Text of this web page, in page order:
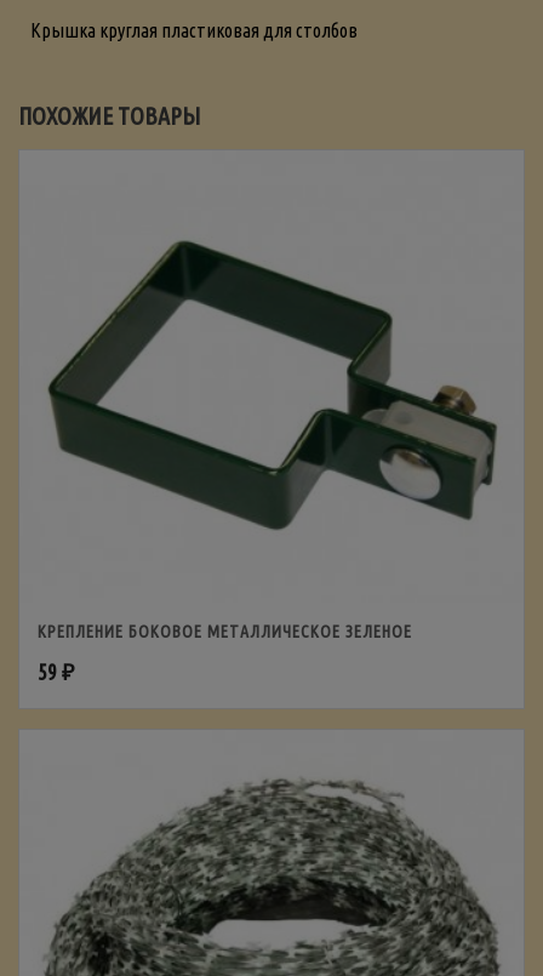
Крышка круглая пластиковая для столбов
ПОХОЖИЕ ТОВАРЫ
КРЕПЛЕНИЕ БОКОВОЕ МЕТАЛЛИЧЕСКОЕ ЗЕЛЕНОЕ
59 ₽